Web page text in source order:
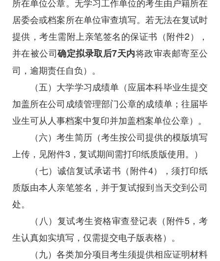
所在单位公章。无学习工作单位的考生由户籍所在
居委会或档案所在单位审查填写。若无法在复试时
提供，考生需附上亲笔签名的保证书（附件2），
并在被公司确定拟录取后7天内将政审表邮寄至公
司，逾期责任自负）。
（五）大学学习成绩单（应届本科毕业生提交
加盖所在公司成绩管理部门公章的成绩单；往届毕
业生可从人事档案中复印并加盖档案单位公章）。
（六）考生简历（考生按公司提供的模版填写
上传，见附件3，复试期间需打印纸质版使用。）
（七）诚信复试承诺书（附件4），须打印纸
质版由本人亲笔签名，并于复试报到当天交到公司
处。
（八）复试考生资格审查登记表（附件5，考
生认真如实填写，仅需提交电子版表格）。
（九）各类加分项目考生须提供相应证明材料